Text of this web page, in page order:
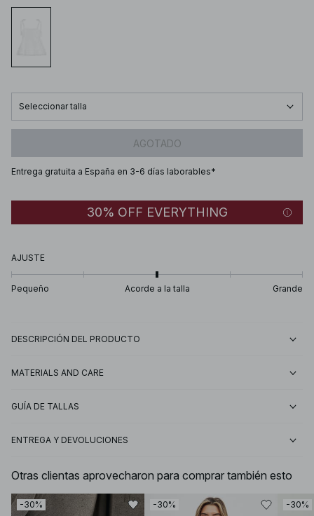
Seleccionar talla
AGOTADO
Entrega gratuita a España en 3-6 días laborables*
30% OFF EVERYTHING
AJUSTE
Pequeño Acorde a la talla Grande
DESCRIPCIÓN DEL PRODUCTO
MATERIALS AND CARE
GUÍA DE TALLAS
ENTREGA Y DEVOLUCIONES
Otras clientas aprovecharon para comprar también esto
-30% -30% -30%